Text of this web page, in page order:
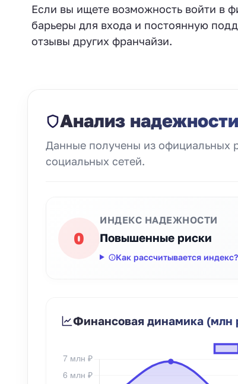
Если вы ищете возможность войти в
барьеры для входа и постоянную
отзывы других франчайзи.
Анализ
Данные получены из официальных
социальных сетей.
0
ИНДЕКС НАДЕЖНОСТИ
Повышенные риски
Как рассчитывается индекс?
Финансовая динамика (млн